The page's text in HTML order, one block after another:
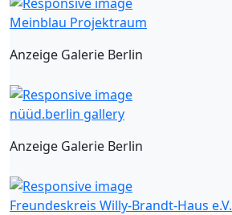
Meinblau Projektraum
Anzeige Galerie Berlin
nüüd.berlin gallery
Anzeige Galerie Berlin
Freundeskreis Willy-Brandt-Haus e.V.